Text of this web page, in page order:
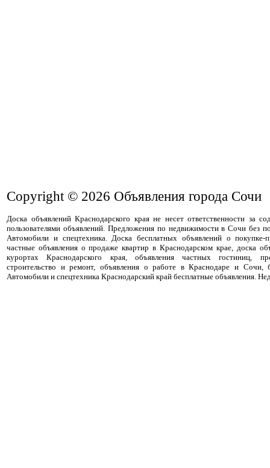
Copyright © 2026 Объявления города Сочи
Доска объявлений Краснодарского края не несет ответственности за
пользователями объявлений. Предложения по недвижимости в Сочи без
Автомобили и спецтехника. Доска бесплатных объявлений о покупке-
частные объявления о продаже квартир в Краснодарском крае, доска
курортах Краснодарского края, объявления частных гостиниц,
строительство и ремонт, объявления о работе в Краснодаре и Сочи,
Автомобили и спецтехника Краснодарский край бесплатные объявления.